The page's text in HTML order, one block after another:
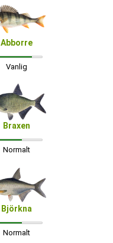
Abborre
Vanlig
Braxen
Normalt
Björkna
Normalt